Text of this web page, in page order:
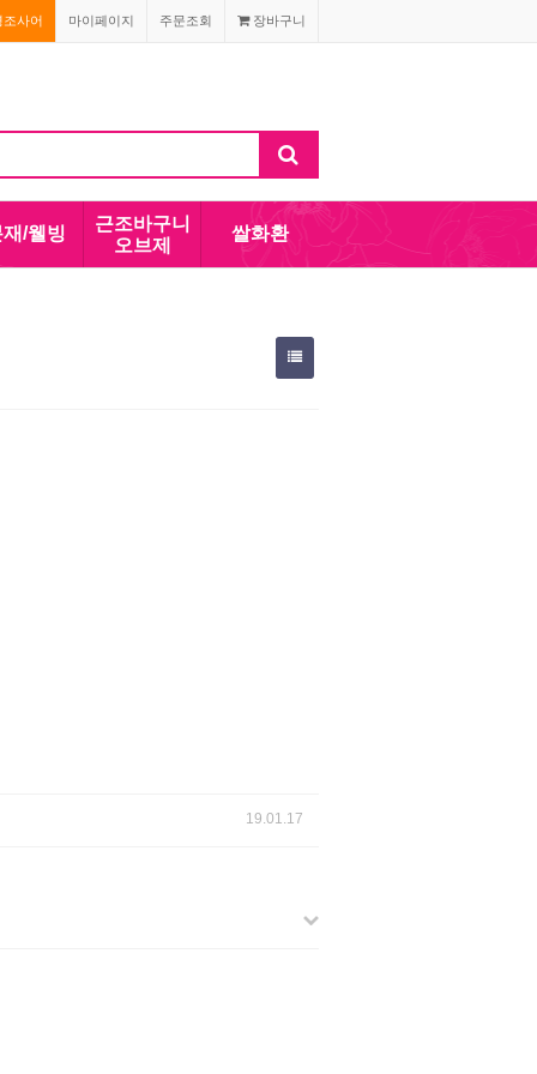
장바구니
주문조회
마이페이지
조사어
/웰빙
근조바구니
오브제
쌀화환
19.01.17